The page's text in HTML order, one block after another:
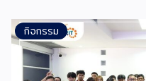
กิจกรรม